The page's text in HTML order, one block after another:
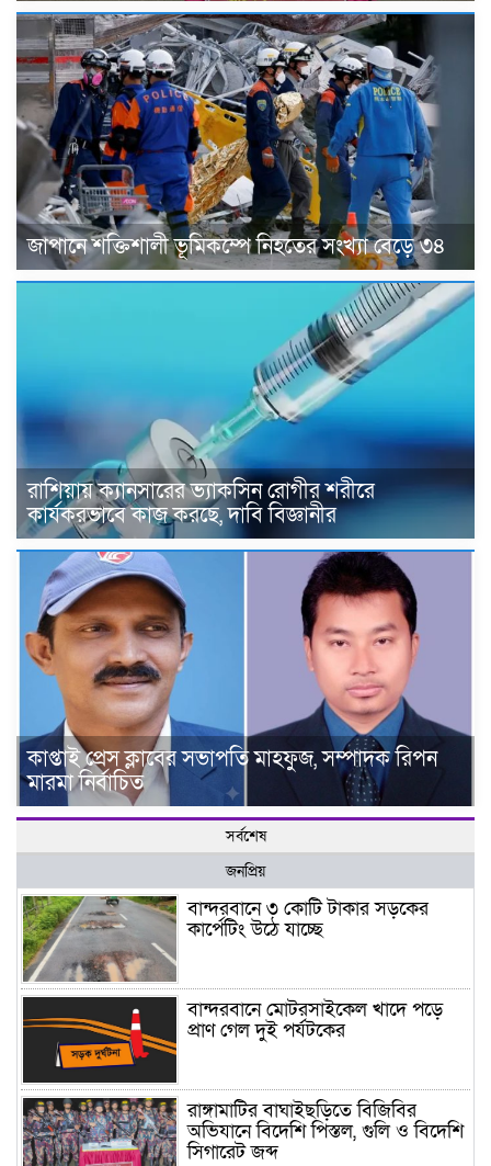
জাপানে শক্তিশালী ভূমিকম্পে নিহতের সংখ্যা বেড়ে ৩৪
রাশিয়ায় ক্যানসারের ভ্যাকসিন রোগীর শরীরে
কার্যকরভাবে কাজ করছে, দাবি বিজ্ঞানীর
কাপ্তাই প্রেস ক্লাবের সভাপতি মাহফুজ, সম্পাদক রিপন
মারমা নির্বাচিত
সর্বশেষ
জনপ্রিয়
বান্দরবানে ৩ কোটি টাকার সড়কের
কার্পেটিং উঠে যাচ্ছে
বান্দরবানে মোটরসাইকেল খাদে পড়ে
প্রাণ গেল দুই পর্যটকের
রাঙ্গামাটির বাঘাইছড়িতে বিজিবির
অভিযানে বিদেশি পিস্তল, গুলি ও বিদেশি
সিগারেট জব্দ